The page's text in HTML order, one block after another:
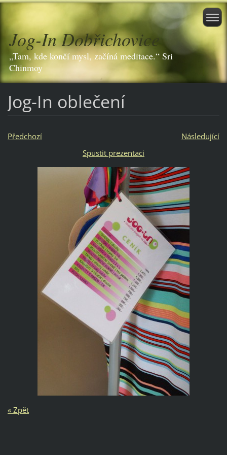
Jog-In Dobřichovice
„Tam, kde končí mysl, začíná meditace.“ Sri
Chinmoy
Jog-In oblečení
Předchozí
Následující
Spustit prezentaci
« Zpět